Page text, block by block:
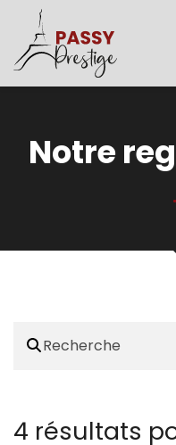
Notre
4 résultats